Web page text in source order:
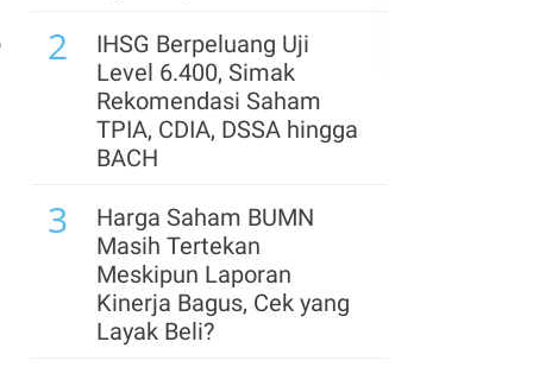
2
IHSG Berpeluang Uji
Level 6.400, Simak
Rekomendasi Saham
TPIA, CDIA, DSSA hingga
BACH
3
Harga Saham BUMN
Masih Tertekan
Meskipun Laporan
Kinerja Bagus, Cek yang
Layak Beli?